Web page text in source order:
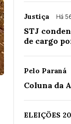
Justiça Há
STJ
de cargo
Pelo Paraná
Coluna da
ELEIÇÕES